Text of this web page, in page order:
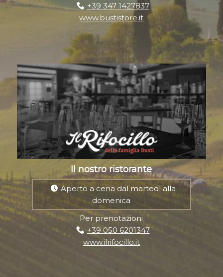
+39 347 1427837
www.bustistore.it
Il nostro ristorante
Aperto a cena dal martedì alla
domenica
Per prenotazioni
+39 050 6201347
www.ilrifocillo.it